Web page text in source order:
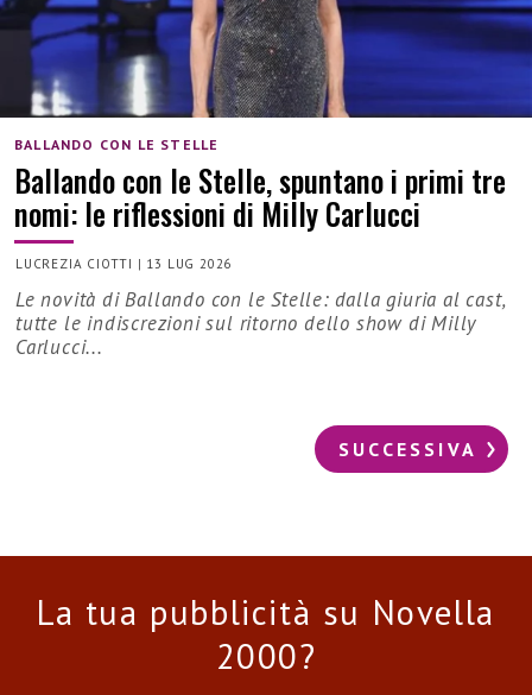
BALLANDO CON LE STELLE
Ballando con le Stelle, spuntano i primi tre
nomi: le riflessioni di Milly Carlucci
LUCREZIA CIOTTI | 13 LUG 2026
Le novità di Ballando con le Stelle: dalla giuria al cast,
tutte le indiscrezioni sul ritorno dello show di Milly
Carlucci...
SUCCESSIVA
La tua pubblicità su Novella
2000?